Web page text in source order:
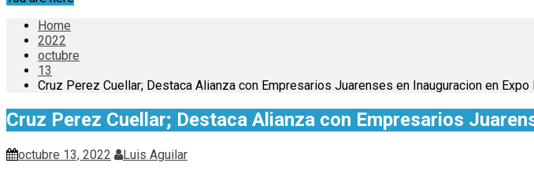
Home
2022
octubre
13
Cruz Perez Cuellar; Destaca Alianza con Empresarios Juarenses en Inauguracion en Expo
Cruz Perez Cuellar; Destaca Alianza con Empresarios
octubre 13, 2022 Luis Aguilar